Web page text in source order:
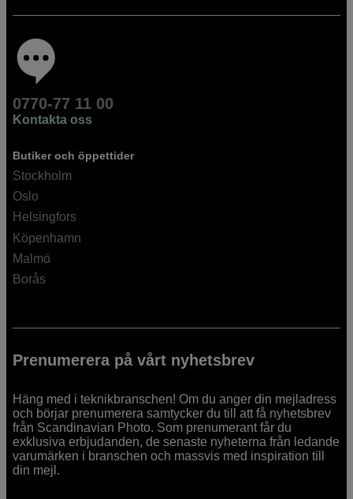
0770-77 11 00
Kontakta oss
Butiker och öppettider
Stockholm
Oslo
Helsingfors
Köpenhamn
Malmö
Borås
Prenumerera på vårt nyhetsbrev
Häng med i teknikbranschen! Om du anger din mejladress
och börjar prenumerera samtycker du till att få nyhetsbrev
från Scandinavian Photo. Som prenumerant får du
exklusiva erbjudanden, de senaste nyheterna från ledande
varumärken i branschen och massvis med inspiration till
din mejl.